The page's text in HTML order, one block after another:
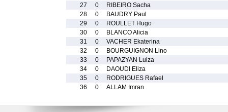
27
0
RIBEIRO Sacha
28
0
BAUDRY Paul
29
0
ROULLET Hugo
30
0
BLANCO Alicia
31
0
VACHER Ekaterina
32
0
BOURGUIGNON Lino
33
0
PAPAZYAN Luiza
34
0
DAOUDI Eliza
35
0
RODRIGUES Rafael
36
0 ALLAM Imran